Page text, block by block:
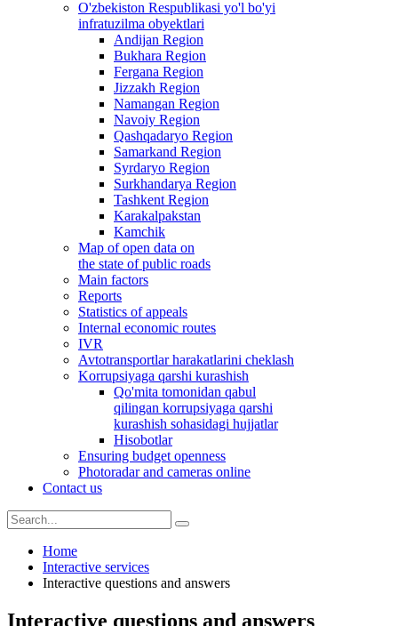
O'zbekiston Respublikasi yo'l bo'yi
infratuzilma obyektlari
Andijan Region
Bukhara Region
Fergana Region
Jizzakh Region
Namangan Region
Navoiy Region
Qashqadaryo Region
Samarkand Region
Syrdaryo Region
Surkhandarya Region
Tashkent Region
Karakalpakstan
Kamchik
Map of open data on
the state of public roads
Main factors
Reports
Statistics of appeals
Internal economic routes
IVR
Avtotransportlar harakatlarini cheklash
Korrupsiyaga qarshi kurashish
Qo'mita tomonidan qabul
qilingan korrupsiyaga qarshi
kurashish sohasidagi hujjatlar
Hisobotlar
Ensuring budget openness
Photoradar and cameras online
Contact us
Home
Interactive services
Interactive questions and answers
Interactive questions and answers